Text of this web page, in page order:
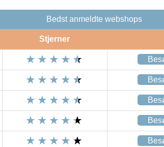
Bedst anmeldte webshops
Stjerner